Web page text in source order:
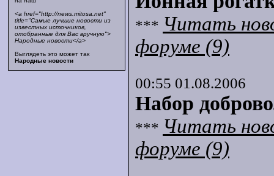
<a href="http://news.mitosa.net"
title="Самые лучшие новости из
известных источников,
отобранные для Вас вручную">
Народные новости</a>
Выглядеть это может так
Народные новости
*** Читать
форуме (9)
00:55 01.08.2006
Набор
*** Читать
форуме (9)